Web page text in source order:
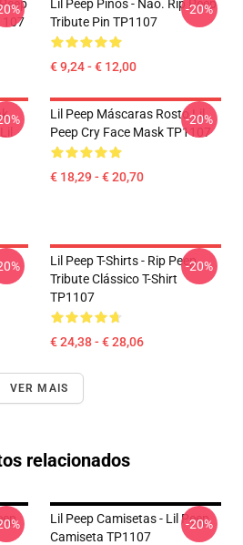
Lil Peep Pinos - Não. Rip Peep
Tribute Pin TP1107
€ 9,24 - € 12,00
-20%
Lil Peep Máscaras Rosto Lil
Peep Cry Face Mask TP1107
€ 18,29 - € 20,70
-20%
Lil Peep T-Shirts - Rip Peep
Tribute Clássico T-Shirt
TP1107
€ 24,38 - € 28,06
-20%
VER MAIS
relacionados
Lil Peep Camisetas - Lil Peep
Camiseta TP1107
-20%